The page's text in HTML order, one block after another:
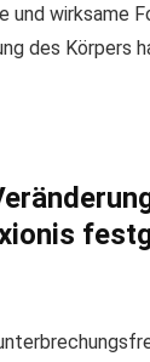
und wirksame
des Körpers